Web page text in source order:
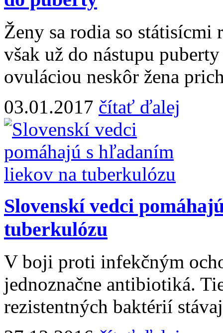
Ženy sa rodia so
však už do nástupu
ovuláciou neskôr žena
03.01.2017 čítať ďalej
Slovenskí vedci
tuberkulózu
V boji proti infekčným
jednoznačne antibiotiká.
rezistentných baktérií